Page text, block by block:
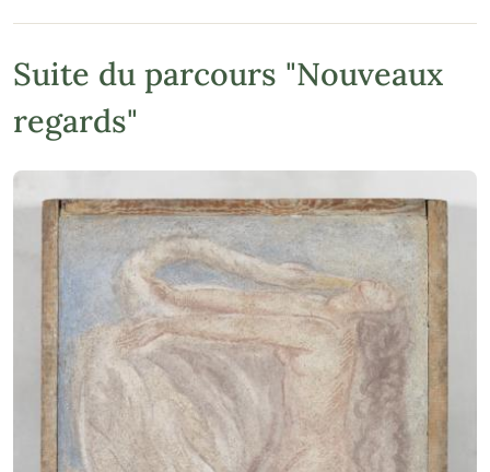
Suite du parcours "Nouveaux
regards"